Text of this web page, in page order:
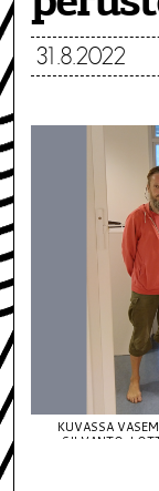
31.8.2022
KUVASSA
SILVANTO,